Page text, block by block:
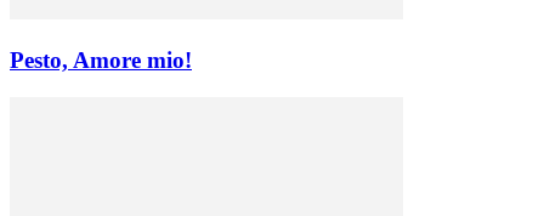
Pesto, Amore mio!